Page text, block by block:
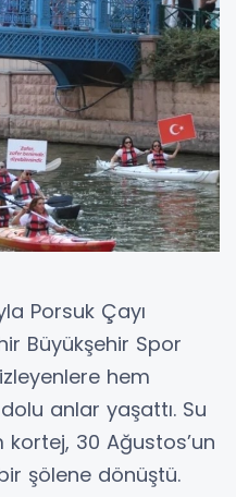
Porsuk Çayı
Büyükşehir Spor
hem
anlar yaşattı. Su
30 Ağustos’un
şölene dönüştü.